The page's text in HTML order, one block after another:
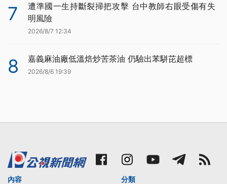
7
遭準國一生持斷裂掃把攻擊 台中教師右眼受傷有失
明風險
2026/8/7 12:34
8 嘉義麻油廠低溫焙炒苦茶油 仍驗出苯駢芘超標
2026/8/6 19:39
內容
分類